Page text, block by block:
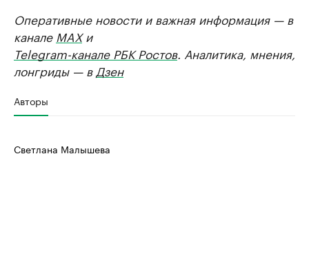
Оперативные новости и важная информация — в
канале MAXи
Telegram-канале РБК Ростов. Аналитика, мнения,
лонгриды — в Дзен
Авторы
Светлана Малышева